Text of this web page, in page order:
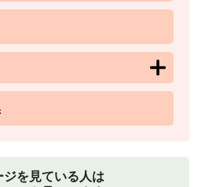
ジを見ている人は